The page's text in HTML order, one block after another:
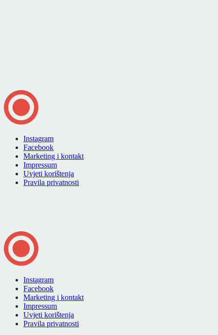
Instagram
Facebook
Marketing i kontakt
Impressum
Uvjeti korištenja
Pravila privatnosti
Instagram
Facebook
Marketing i kontakt
Impressum
Uvjeti korištenja
Pravila privatnosti